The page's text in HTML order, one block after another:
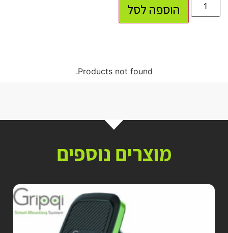
הוספה לסל
Products not found.
מוצרים נוספים